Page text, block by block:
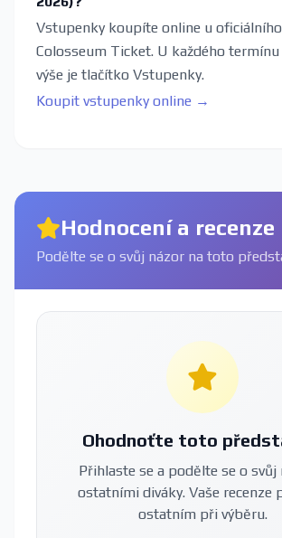
Vstupenky koupíte online u
Colosseum Ticket. U každého
výše je tlačítko Vstupenky.
Koupit vstupenky online →
Hodnocení a recenze
Podělte se o svůj názor na toto
Ohodnoťte toto
Přihlaste se a podělte se o svůj
ostatními diváky. Vaše recenze
ostatním při výběru.